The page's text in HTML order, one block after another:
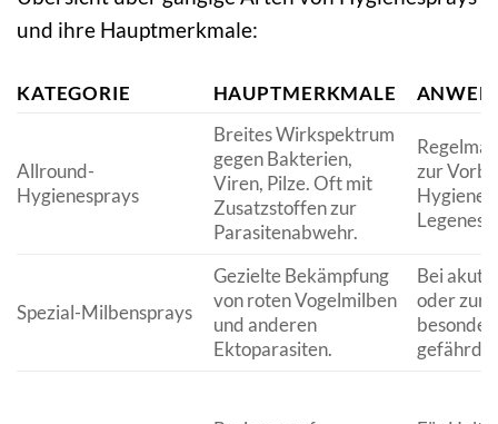
und ihre Hauptmerkmale:
KATEGORIE HAUPTMERKMALE
Allround-
Hygienesprays
Breites Wirkspektrum
gegen Bakterien,
Viren, Pilze. Oft mit
Zusatzstoffen zur
Parasitenabwehr.
zur
Legenest.
Spezial-Milbensprays
Gezielte Bekämpfung
von roten Vogelmilben
und anderen
Ektoparasiten.
Bei
oder zur